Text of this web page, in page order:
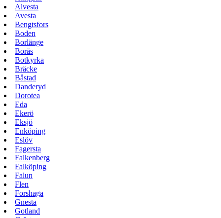
Alvesta
Avesta
Bengtsfors
Boden
Borlänge
Borås
Botkyrka
Bräcke
Båstad
Danderyd
Dorotea
Eda
Ekerö
Eksjö
Enköping
Eslöv
Fagersta
Falkenberg
Falköping
Falun
Flen
Forshaga
Gnesta
Gotland